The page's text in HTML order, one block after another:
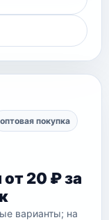
оптовая покупка
20 ₽ за
варианты; на